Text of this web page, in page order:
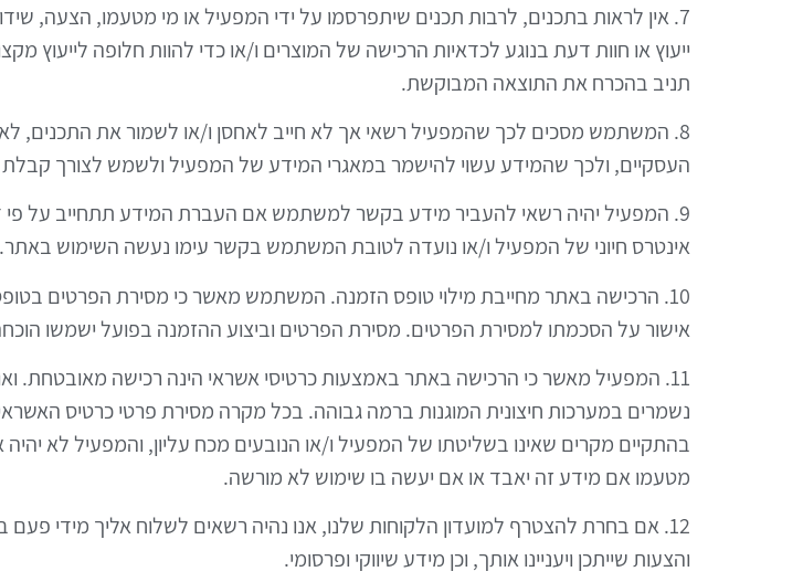
7. אין לראות בתכנים, לרבות תכנים שיתפרסמו על ידי המפעיל או מי מטעמו, הצעה,
ייעוץ או חוות דעת בנוגע לכדאיות הרכישה של המוצרים ו/או כדי להוות חלופה
תניב בהכרח את התוצאה המבוקשת.
8. המשתמש מסכים לכך שהמפעיל רשאי אך לא חייב לאחסן ו/או לשמור את התכנים,
העסקיים, ולכך שהמידע עשוי להישמר במאגרי המידע של המפעיל ולשמש לצורך
9. המפעיל יהיה רשאי להעביר מידע בקשר למשתמש אם העברת המידע תתחייב על פי
אינטרס חיוני של המפעיל ו/או נועדה לטובת המשתמש בקשר עימו נעשה השימוש באתר.
10. הרכישה באתר מחייבת מילוי טופס הזמנה. המשתמש מאשר כי מסירת הפרטים
אישור על הסכמתו למסירת הפרטים. מסירת הפרטים וביצוע ההזמנה בפועל ישמשו
11. המפעיל מאשר כי הרכישה באתר באמצעות כרטיסי אשראי הינה רכישה מאובטחת.
נשמרים במערכות חיצונית המוגנות ברמה גבוהה. בכל מקרה מסירת פרטי כרטיס
בהתקיים מקרים שאינו בשליטתו של המפעיל ו/או הנובעים מכח עליון, והמפעיל לא
מטעמו אם מידע זה יאבד או אם יעשה בו שימוש לא מורשה.
12. אם בחרת להצטרף למועדון הלקוחות שלנו, אנו נהיה רשאים לשלוח אליך מידי
והצעות שייתכן ויעניינו אותך, וכן מידע שיווקי ופרסומי.